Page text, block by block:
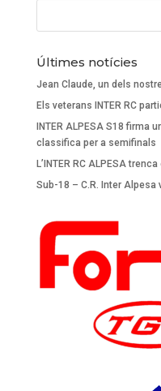
Últimes notícies
Jean Claude, un dels
Els veterans INTER RC
INTER ALPESA S18 firma
classifica per a semifinals
L’INTER RC ALPESA
Sub-18 – C.R. Inter Alpesa